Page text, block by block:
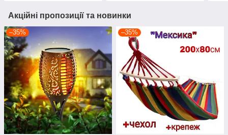
Акційні пропозиції та новинки
–35% –35%